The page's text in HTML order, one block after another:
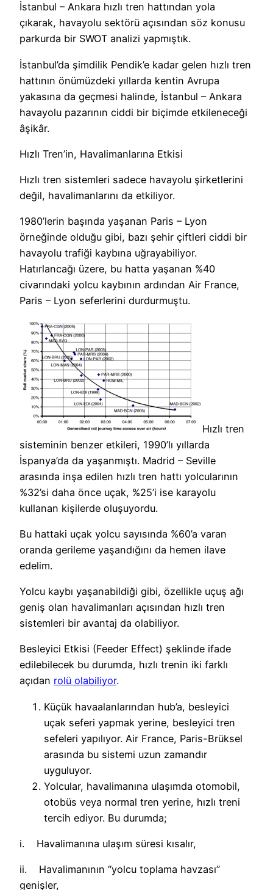
İstanbul – Ankara hızlı tren hattından yola
çıkarak, havayolu sektörü açısından söz konusu
parkurda bir SWOT analizi yapmıştık.
İstanbul’da şimdilik Pendik’e kadar gelen hızlı tren
hattının önümüzdeki yıllarda kentin Avrupa
yakasına da geçmesi halinde, İstanbul – Ankara
havayolu pazarının ciddi bir biçimde etkileneceği
âşikâr.
Hızlı Tren’in, Havalimanlarına Etkisi
Hızlı tren sistemleri sadece havayolu şirketlerini
değil, havalimanlarını da etkiliyor.
1980’lerin başında yaşanan Paris – Lyon
örneğinde olduğu gibi, bazı şehir çiftleri ciddi bir
havayolu trafiği kaybına uğrayabiliyor.
Hatırlancağı üzere, bu hatta yaşanan %40
civarındaki yolcu kaybının ardından Air France,
Paris – Lyon seferlerini durdurmuştu.
Hızlı tren
sisteminin benzer etkileri, 1990’lı yıllarda
İspanya’da da yaşanmıştı. Madrid – Seville
arasında inşa edilen hızlı tren hattı yolcularının
%32’si daha önce uçak, %25’i ise karayolu
kullanan kişilerde oluşuyordu.
Bu hattaki uçak yolcu sayısında %60’a varan
oranda gerileme yaşandığını da hemen ilave
edelim.
Yolcu kaybı yaşanabildiği gibi, özellikle uçuş ağı
geniş olan havalimanları açısından hızlı tren
sistemleri bir avantaj da olabiliyor.
Besleyici Etkisi (Feeder Effect) şeklinde ifade
edilebilecek bu durumda, hızlı trenin iki farklı
açıdan rolü olabiliyor.
Küçük havaalanlarından hub’a, besleyici
uçak seferi yapmak yerine, besleyici tren
sefeleri yapılıyor. Air France, Paris-Brüksel
arasında bu sistemi uzun zamandır
uyguluyor.
Yolcular, havalimanına ulaşımda otomobil,
otobüs veya normal tren yerine, hızlı treni
tercih ediyor. Bu durumda;
i. Havalimanına ulaşım süresi kısalır,
ii. Havalimanının “yolcu toplama havzası”
genişler,